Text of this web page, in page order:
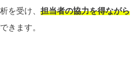
を受け、 担当者の協力を得ながら
きます。